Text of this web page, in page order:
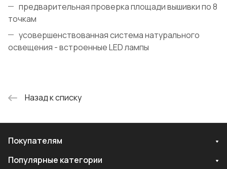
предварительная проверка площади вышивки по 8
точкам
усовершенствованная система натурального
освещения - встроенные LED лампы
Назад к списку
Покупателям
Популярные категории